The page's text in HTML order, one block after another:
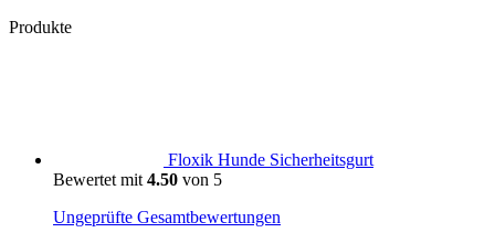
nur
Produkte
Floxik Hunde Sicherheitsgurt
Bewertet mit 4.50 von 5
Ungeprüfte Gesamtbewertungen